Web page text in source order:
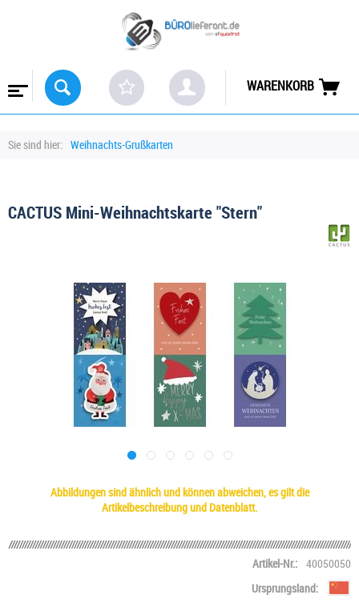
WARENKORB
Sie sind hier: Weihnachts-Grußkarten
CACTUS Mini-Weihnachtskarte "Stern"
Abbildungen sind ähnlich und können abweichen, es gilt die
Artikelbeschreibung und Datenblatt.
Artikel-Nr.: 40050050
Ursprungsland: